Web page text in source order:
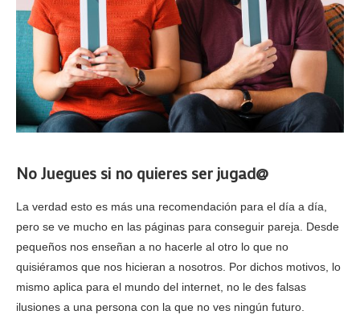
No Juegues si no quieres ser jugad@
La verdad esto es más una recomendación para el día a día,
pero se ve mucho en las páginas para conseguir pareja. Desde
pequeños nos enseñan a no hacerle al otro lo que no
quisiéramos que nos hicieran a nosotros. Por dichos motivos, lo
mismo aplica para el mundo del internet, no le des falsas
ilusiones a una persona con la que no ves ningún futuro.